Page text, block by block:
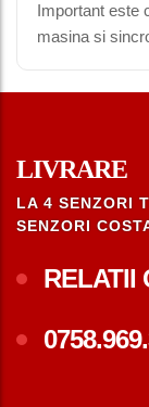
Important este
masina si
LIVRARE
LA 4 SENZORI
SENZORI
RELATII